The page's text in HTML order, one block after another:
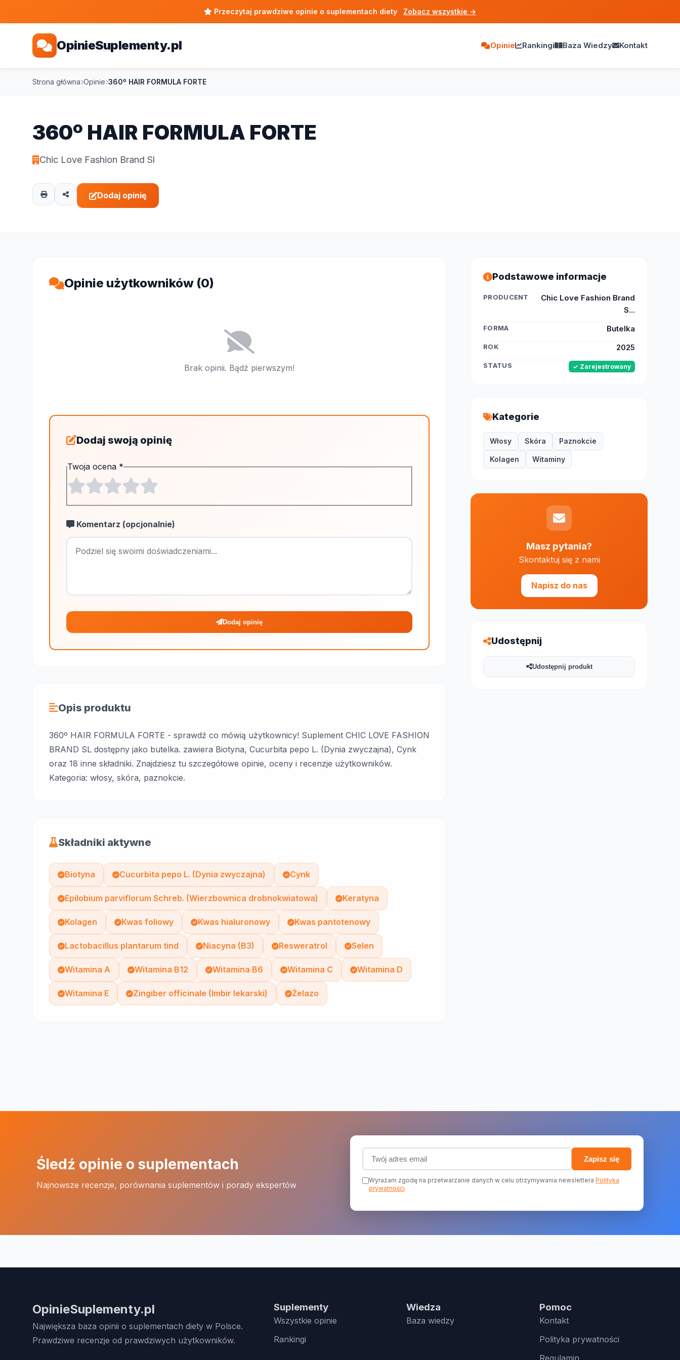
Przeczytaj prawdziwe opinie o suplementach diety Zobacz wszystkie →
OpinieSuplementy.pl Opinie Rankingi Baza Wiedzy Kontakt
Strona główna Opinie 360º HAIR FORMULA FORTE
360º HAIR FORMULA FORTE
Chic Love Fashion Brand Sl
Dodaj opinię
Opinie użytkowników (0)
Brak opinii. Bądź pierwszym!
Dodaj swoją opinię
Twoja ocena *
Komentarz (opcjonalnie)
Maksymalnie 1000 znaków
Dodaj opinię
Opis produktu
360º HAIR FORMULA FORTE - sprawdź co mówią użytkownicy! Suplement CHIC LOVE FASHION
BRAND SL dostępny jako butelka. zawiera Biotyna, Cucurbita pepo L. (Dynia zwyczajna), Cynk
oraz 18 inne składniki. Znajdziesz tu szczegółowe opinie, oceny i recenzje użytkowników.
Kategoria: włosy, skóra, paznokcie.
Składniki aktywne
Biotyna Cucurbita pepo L. (Dynia zwyczajna) Cynk
Epilobium parviflorum Schreb. (Wierzbownica drobnokwiatowa) Keratyna
Kolagen Kwas foliowy Kwas hialuronowy Kwas pantotenowy
Lactobacillus plantarum tind Niacyna (B3) Resweratrol Selen
Witamina A Witamina B12 Witamina B6 Witamina C Witamina D
Witamina E Zingiber officinale (Imbir lekarski) Żelazo
Podstawowe informacje
PRODUCENT
Chic Love Fashion Brand
S...
FORMA Butelka
ROK 2025
STATUS ✓ Zarejestrowany
Kategorie
Włosy Skóra Paznokcie
Kolagen Witaminy
Masz pytania?
Skontaktuj się z nami
Napisz do nas
Udostępnij
Udostępnij produkt
Śledź opinie o suplementach
Najnowsze recenzje, porównania suplementów i porady ekspertów
Adres email (wymagany)
Zapisz się
Wyrażam zgodę na przetwarzanie danych w celu otrzymywania newslettera Polityka
prywatności
OpinieSuplementy.pl
Największa baza opinii o suplementach diety w Polsce.
Prawdziwe recenzje od prawdziwych użytkowników.
Suplementy
Wszystkie opinie
Rankingi
Wiedza
Baza wiedzy
Pomoc
Kontakt
Polityka prywatności
Regulamin